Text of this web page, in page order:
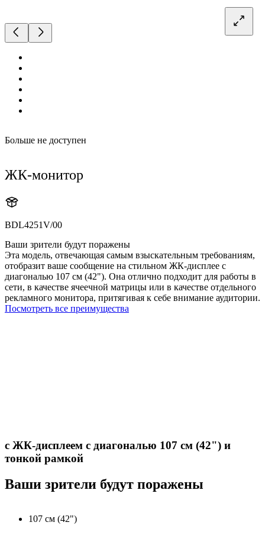
Больше не доступен
ЖК-монитор
BDL4251V/00
Ваши зрители будут поражены
Эта модель, отвечающая самым взыскательным требованиям,
отобразит ваше сообщение на стильном ЖК-дисплее с
диагональю 107 см (42"). Она отлично подходит для работы в
сети, в качестве ячеечной матрицы или в качестве отдельного
рекламного монитора, притягивая к себе внимание аудитории.
Посмотреть все преимущества
с ЖК-дисплеем с диагональю 107 см (42") и
тонкой рамкой
Ваши зрители будут поражены
107 см (42")